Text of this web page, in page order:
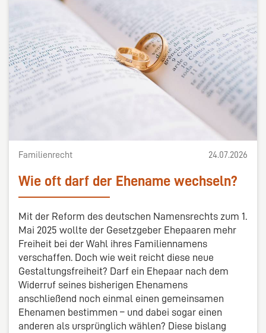
Familienrecht 24.07.2026
Wie oft darf der Ehename wechseln?
Mit der Reform des deutschen Namensrechts zum 1.
Mai 2025 wollte der Gesetzgeber Ehepaaren mehr
Freiheit bei der Wahl ihres Familiennamens
verschaffen. Doch wie weit reicht diese neue
Gestaltungsfreiheit? Darf ein Ehepaar nach dem
Widerruf seines bisherigen Ehenamens
anschließend noch einmal einen gemeinsamen
Ehenamen bestimmen – und dabei sogar einen
anderen als ursprünglich wählen? Diese bislang